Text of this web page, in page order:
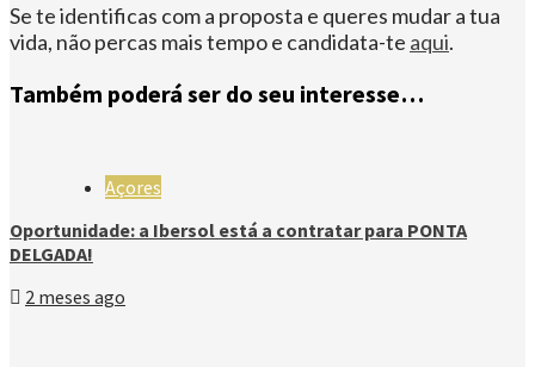
Se te identificas com a proposta e queres mudar a tua
vida, não percas mais tempo e candidata-te aqui.
Também poderá ser do seu interesse…
Açores
Oportunidade: a Ibersol está a contratar para PONTA
DELGADA!
2 meses ago